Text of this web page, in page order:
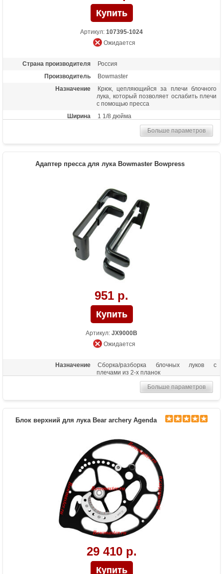
Артикул: 107395-1024
Ожидается
Страна производителя
Россия
Производитель
Bowmaster
Назначение
Крюк, цепляющийся за плечи блочного
лука, который позволяет ослабить плечи
с помощью пресса
Ширина
1 1/8 дюйма
Больше параметров
Адаптер пресса для лука Bowmaster Bowpress
951 р.
Артикул: JX9000B
Ожидается
Назначение
Сборка/разборка блочных луков с
плечами из 2-х планок
Больше параметров
Блок верхний для лука Bear archery Agenda
29 410 р.